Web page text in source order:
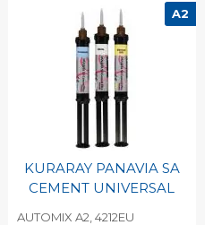
A2
KURARAY PANAVIA SA
CEMENT UNIVERSAL
AUTOMIX A2, 4212EU